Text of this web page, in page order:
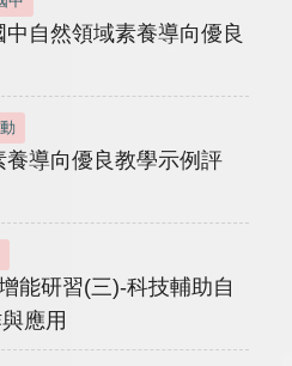
自然領域素養導向優良
導向優良教學示例評
能研習(三)-科技輔助自
應用